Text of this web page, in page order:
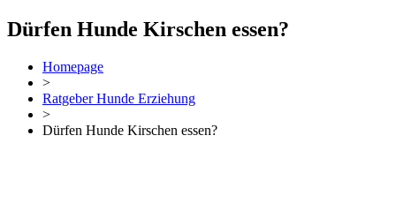
Dürfen Hunde Kirschen essen?
Homepage
>
Ratgeber Hunde Erziehung
>
Dürfen Hunde Kirschen essen?